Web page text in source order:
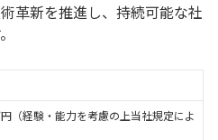
革新を推進し、持続可能な社
（経験・能力を考慮の上当社規定によ